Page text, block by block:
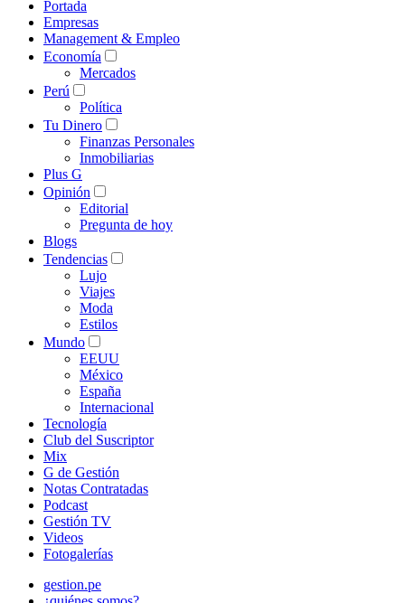
Portada
Empresas
Management & Empleo
Economía
Mercados
Perú
Política
Tu Dinero
Finanzas Personales
Inmobiliarias
Plus G
Opinión
Editorial
Pregunta de hoy
Blogs
Tendencias
Lujo
Viajes
Moda
Estilos
Mundo
EEUU
México
España
Internacional
Tecnología
Club del Suscriptor
Mix
G de Gestión
Notas Contratadas
Podcast
Gestión TV
Videos
Fotogalerías
gestion.pe